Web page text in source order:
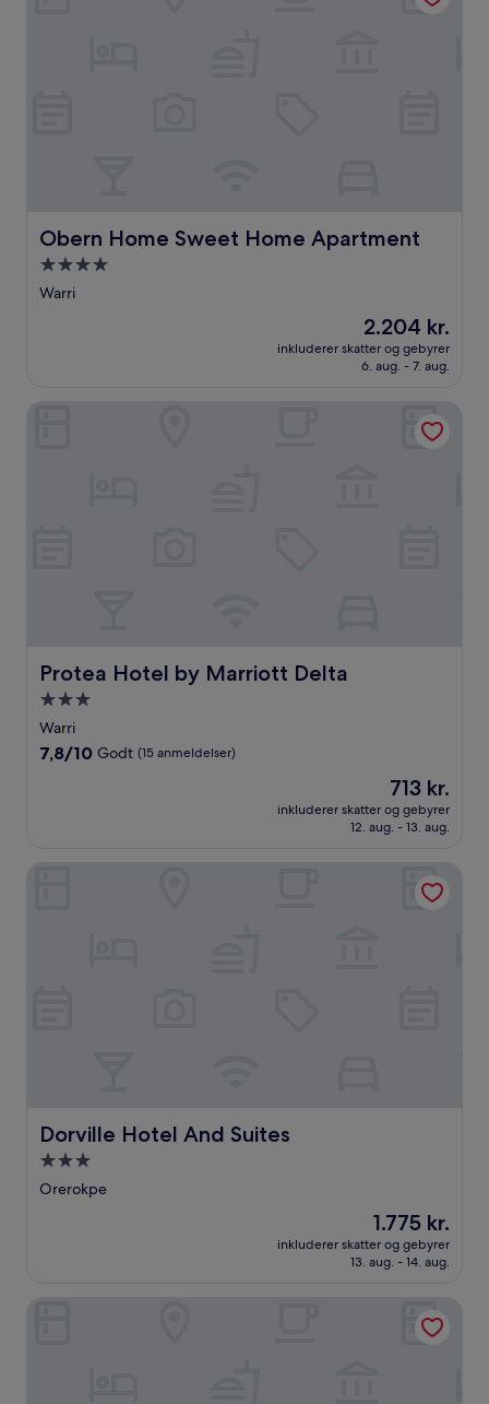
Obern Home Sweet Home Apartment
Obern Home Sweet Home Apartment
4.0-
stjernet
Warri
Prisen
er
2.204 kr.
2.204 kr.
inkluderer skatter og gebyrer
6. aug. - 7. aug.
Protea Hotel by Marriott Delta
Protea Hotel by Marriott Delta
3.0-
stjernet
overnatningssted
Warri
7.8
anmeldelser)
7,8/10 Godt (15 anmeldelser)
Prisen
er
713 kr.
713 kr.
inkluderer skatter og gebyrer
12. aug. - 13. aug.
Dorville Hotel And Suites
Dorville Hotel And Suites
3.0-
stjernet
Orerokpe
Prisen
er
1.775 kr.
1.775 kr.
inkluderer skatter og gebyrer
13. aug. - 14. aug.